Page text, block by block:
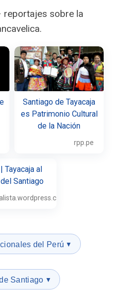
reportajes sobre la
Santiago de Tayacaja
es Patrimonio Cultural
de la Nación
rpp.pe
Tayacaja al
Santiago
del Perú ▼
Santiago ▼